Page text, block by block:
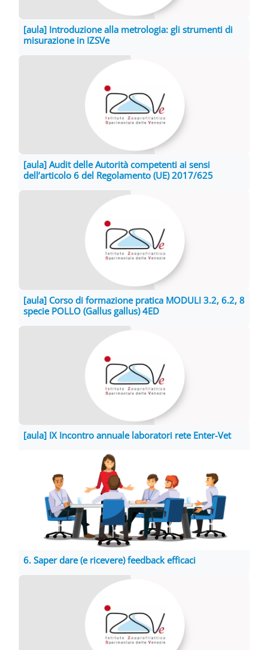
[aula] Introduzione alla metrologia: gli strumenti di
misurazione in IZSVe
[aula] Audit delle Autorità competenti ai sensi
dell’articolo 6 del Regolamento (UE) 2017/625
[aula] Corso di formazione pratica MODULI 3.2, 6.2, 8
specie POLLO (Gallus gallus) 4ED
[aula] IX Incontro annuale laboratori rete Enter-Vet
6. Saper dare (e ricevere) feedback efficaci